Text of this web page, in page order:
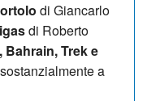
di Giancarlo
di Roberto
Bahrain, Trek e
a